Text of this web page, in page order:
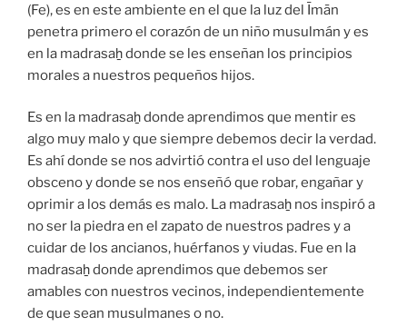
(Fe), es en este ambiente en el que la luz del Īmān
penetra primero el corazón de un niño musulmán y es
en la madrasaẖ donde se les enseñan los principios
morales a nuestros pequeños hijos.
Es en la madrasaẖ donde aprendimos que mentir es
algo muy malo y que siempre debemos decir la verdad.
Es ahí donde se nos advirtió contra el uso del lenguaje
obsceno y donde se nos enseñó que robar, engañar y
oprimir a los demás es malo. La madrasaẖ nos inspiró a
no ser la piedra en el zapato de nuestros padres y a
cuidar de los ancianos, huérfanos y viudas. Fue en la
madrasaẖ donde aprendimos que debemos ser
amables con nuestros vecinos, independientemente
de que sean musulmanes o no.